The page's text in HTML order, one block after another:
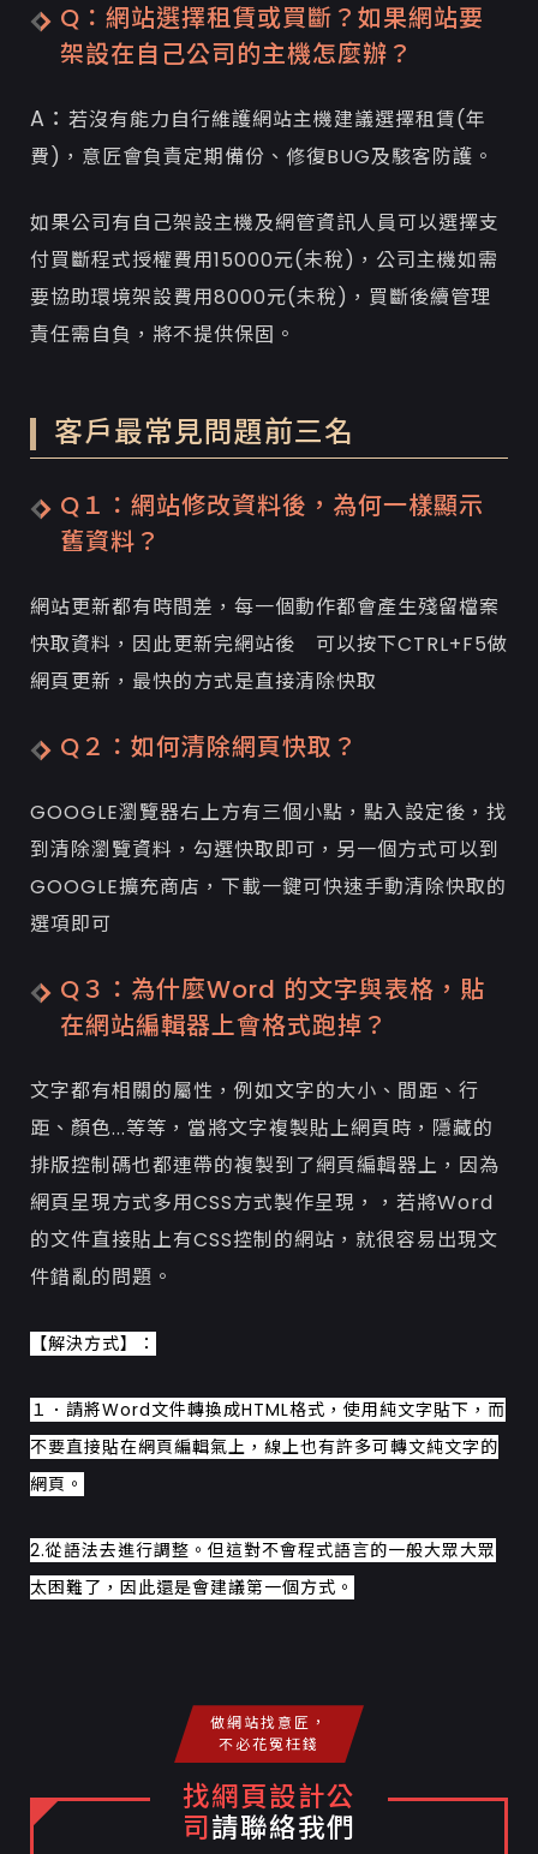
Q：網站選擇租賃或買斷？如果網站要
架設在自己公司的主機怎麼辦？
A： 若沒有能力自行維護網站主機建議選擇租賃(年
費)，意匠會負責定期備份、修復BUG及駭客防護。
如果公司有自己架設主機及網管資訊人員可以選擇支
付買斷程式授權費用15000元(未稅)，公司主機如需
要協助環境架設費用8000元(未稅)，買斷後續管理
責任需自負，將不提供保固。
客戶最常見問題前三名
Q１：網站修改資料後，為何一樣顯示
舊資料？
網站更新都有時間差，每一個動作都會產生殘留檔案
快取資料，因此更新完網站後 可以按下CTRL+F5做
網頁更新，最快的方式是直接清除快取
Q２：如何清除網頁快取？
GOOGLE瀏覽器右上方有三個小點，點入設定後，找
到清除瀏覽資料，勾選快取即可，另一個方式可以到
GOOGLE擴充商店，下載一鍵可快速手動清除快取的
選項即可
Q３：為什麼Word 的文字與表格，貼
在網站編輯器上會格式跑掉？
文字都有相關的屬性，例如文字的大小、間距、行
距、顏色...等等，當將文字複製貼上網頁時，隱藏的
排版控制碼也都連帶的複製到了網頁編輯器上，因為
網頁呈現方式多用CSS方式製作呈現，，若將Word
的文件直接貼上有CSS控制的網站，就很容易出現文
件錯亂的問題。
【解決方式】：
１．請將Word文件轉換成HTML格式，使用純文字貼下，而
不要直接貼在網頁編輯氣上，線上也有許多可轉文純文字的
網頁。
2.從語法去進行調整。但這對不會程式語言的一般大眾大眾
太困難了，因此還是會建議第一個方式。
做網站找意匠，
不必花冤枉錢
找網頁設計公
司請聯絡我們